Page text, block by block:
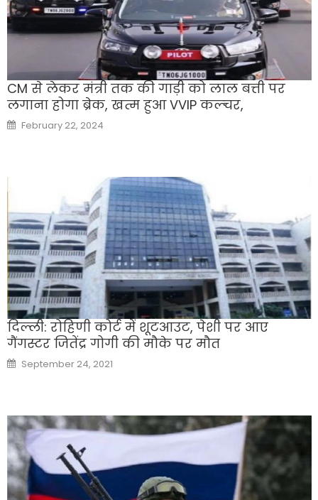
CM से लेकर मंत्री तक की गाड़ी को लाल बत्ती पर
लगाना होगा ब्रेक, खत्म हुआ VVIP कल्चर,
Posted
on
February 22, 2024
दिल्ली: रोहिणी कोर्ट में शूटआउट, पेशी पर आए
गैंगस्टर जितेंद्र गोगी की मौके पर मौत
Posted
on
September 24, 2021